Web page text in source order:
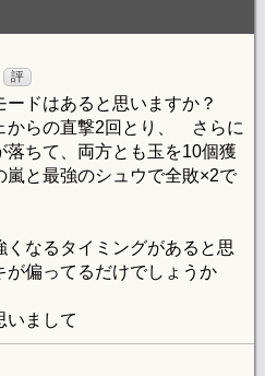
評
ドはあると思いますか？
からの直撃2回とり、 さらに
ちて、両方とも玉を10個獲
と最強のシュウで全敗×2で
なるタイミングがあると思
が偏ってるだけでしょうか
いまして